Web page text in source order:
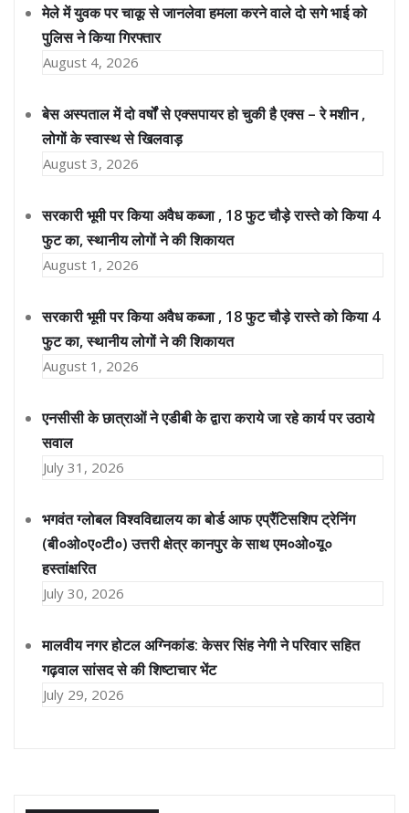
मेले में युवक पर चाकू से जानलेवा हमला करने वाले दो सगे भाई को
पुलिस ने किया गिरफ्तार
August 4, 2026
बेस अस्पताल में दो वर्षों से एक्सपायर हो चुकी है एक्स – रे मशीन ,
लोगों के स्वास्थ से खिलवाड़
August 3, 2026
सरकारी भूमी पर किया अवैध कब्जा , 18 फुट चौड़े रास्ते को किया 4
फुट का, स्थानीय लोगों ने की शिकायत
August 1, 2026
सरकारी भूमी पर किया अवैध कब्जा , 18 फुट चौड़े रास्ते को किया 4
फुट का, स्थानीय लोगों ने की शिकायत
August 1, 2026
एनसीसी के छात्राओं ने एडीबी के द्वारा कराये जा रहे कार्य पर उठाये
सवाल
July 31, 2026
भगवंत ग्लोबल विश्वविद्यालय का बोर्ड आफ एप्रैंटिसशिप ट्रेनिंग
(बी०ओ०ए०टी०) उत्तरी क्षेत्र कानपुर के साथ एम०ओ०यू०
हस्तांक्षरित
July 30, 2026
मालवीय नगर होटल अग्निकांड: केसर सिंह नेगी ने परिवार सहित
गढ़वाल सांसद से की शिष्टाचार भेंट
July 29, 2026